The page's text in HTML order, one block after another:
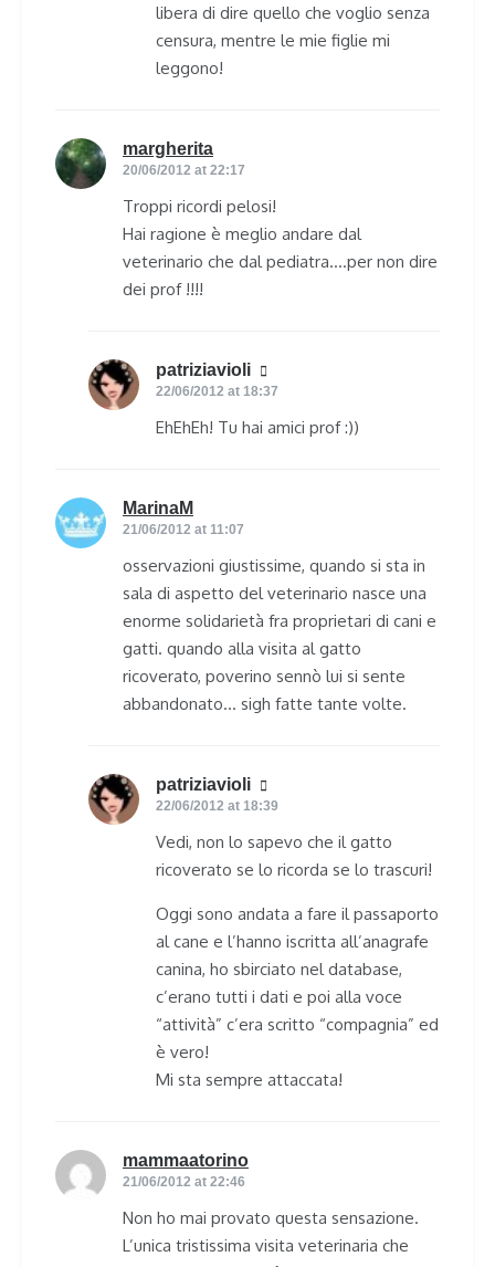
libera di dire quello che voglio senza
censura, mentre le mie figlie mi
leggono!
margherita
20/06/2012 at 22:17
Troppi ricordi pelosi!
Hai ragione è meglio andare dal
veterinario che dal pediatra….per non dire
dei prof !!!!
patriziavioli
22/06/2012 at 18:37
EhEhEh! Tu hai amici prof :))
MarinaM
21/06/2012 at 11:07
osservazioni giustissime, quando si sta in
sala di aspetto del veterinario nasce una
enorme solidarietà fra proprietari di cani e
gatti. quando alla visita al gatto
ricoverato, poverino sennò lui si sente
abbandonato… sigh fatte tante volte.
patriziavioli
22/06/2012 at 18:39
Vedi, non lo sapevo che il gatto
ricoverato se lo ricorda se lo trascuri!
Oggi sono andata a fare il passaporto
al cane e l’hanno iscritta all’anagrafe
canina, ho sbirciato nel database,
c’erano tutti i dati e poi alla voce
“attività” c’era scritto “compagnia” ed
è vero!
Mi sta sempre attaccata!
mammaatorino
21/06/2012 at 22:46
Non ho mai provato questa sensazione.
L’unica tristissima visita veterinaria che